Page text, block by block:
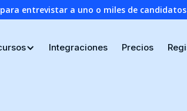
entrevistar a uno o miles de
Integraciones Precios